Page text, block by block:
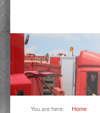
You are here: Home -